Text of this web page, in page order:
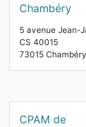
Chambéry
5 avenue Jean-
CS 40015
73015
CPAM de